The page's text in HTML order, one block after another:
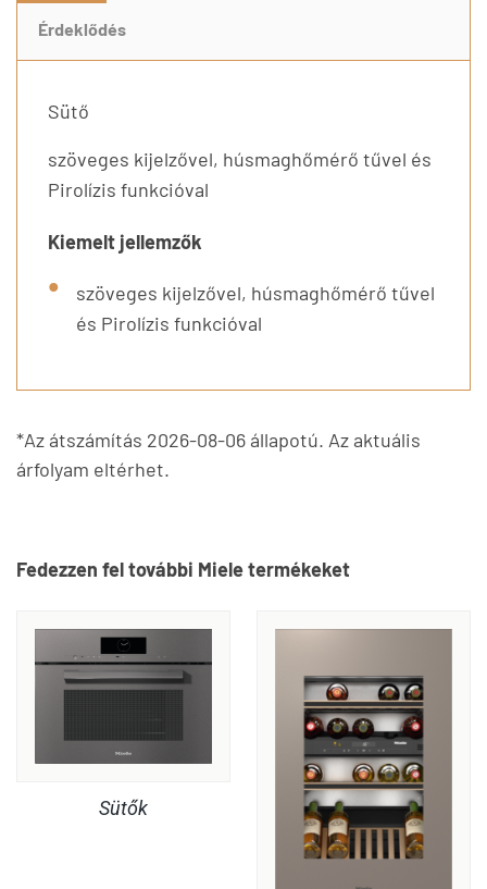
Érdeklődés
Sütő
szöveges kijelzővel, húsmaghőmérő tűvel és
Pirolízis funkcióval
Kiemelt jellemzők
szöveges kijelzővel, húsmaghőmérő tűvel
és Pirolízis funkcióval
*Az átszámítás 2026-08-06 állapotú. Az aktuális
árfolyam eltérhet.
Fedezzen fel további Miele termékeket
Sütők